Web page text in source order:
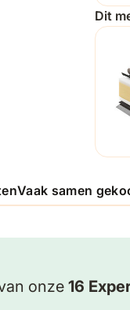
Dit
Vaak samen
onze 16